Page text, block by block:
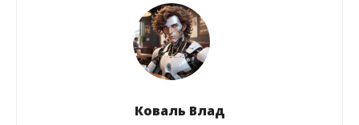
Коваль Влад